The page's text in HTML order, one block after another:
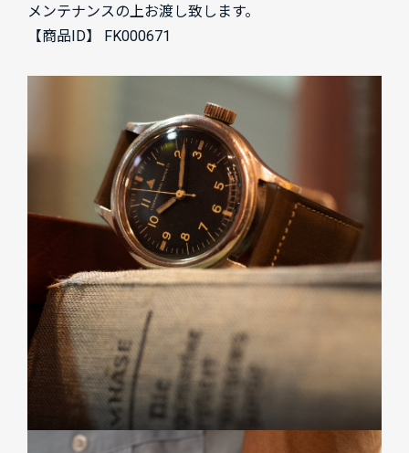
メンテナンスの上お渡し致します。
【商品ID】 FK000671